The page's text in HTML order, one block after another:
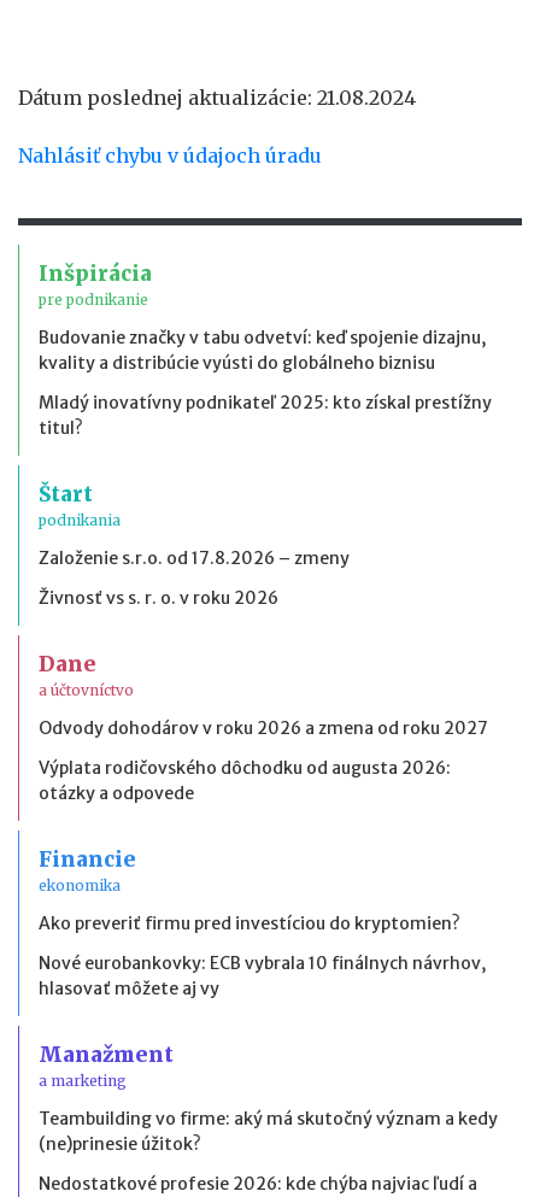
Dátum poslednej aktualizácie: 21.08.2024
Nahlásiť chybu v údajoch úradu
Inšpirácia
pre podnikanie
Budovanie značky v tabu odvetví: keď spojenie dizajnu,
kvality a distribúcie vyústi do globálneho biznisu
Mladý inovatívny podnikateľ 2025: kto získal prestížny
titul?
Štart
podnikania
Založenie s.r.o. od 17.8.2026 – zmeny
Živnosť vs s. r. o. v roku 2026
Dane
a účtovníctvo
Odvody dohodárov v roku 2026 a zmena od roku 2027
Výplata rodičovského dôchodku od augusta 2026:
otázky a odpovede
Financie
ekonomika
Ako preveriť firmu pred investíciou do kryptomien?
Nové eurobankovky: ECB vybrala 10 finálnych návrhov,
hlasovať môžete aj vy
Manažment
a marketing
Teambuilding vo firme: aký má skutočný význam a kedy
(ne)prinesie úžitok?
Nedostatkové profesie 2026: kde chýba najviac ľudí a